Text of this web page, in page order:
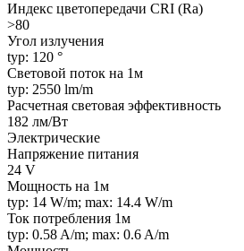
Индекс цветопередачи CRI (Ra)
>80
Угол излучения
typ: 120 °
Световой поток на 1м
typ: 2550 lm/m
Расчетная световая эффективность
182 лм/Вт
Электрические
Напряжение питания
24 V
Мощность на 1м
typ: 14 W/m; max: 14.4 W/m
Ток потребления 1м
typ: 0.58 A/m; max: 0.6 A/m